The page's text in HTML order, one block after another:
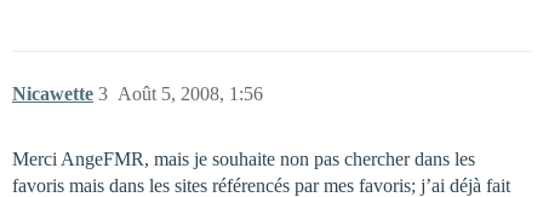
Nicawette Août 5, 2008, 1:56
3
Merci AngeFMR, mais je souhaite non pas chercher dans les
favoris mais dans les sites référencés par mes favoris; j’ai déjà fait